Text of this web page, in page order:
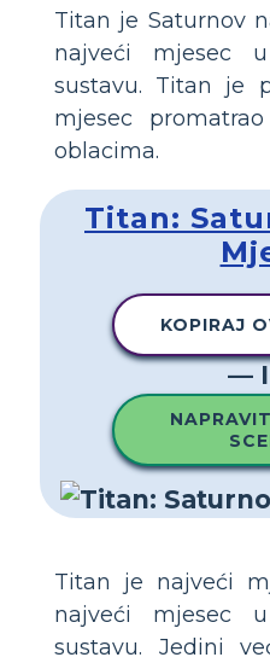
Titan je Saturnov
najveći mjesec
sustavu. Titan je
mjesec
oblacima.
Titan:
KOPIRAJ
—
Titan je najveći
najveći mjesec
sustavu. Jedini